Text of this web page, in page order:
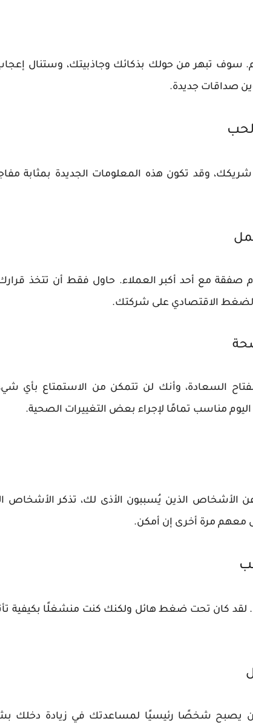
سوف تبهر من حولك بذكائك وجاذبيتك، وستنال
صداقات جديدة.
وقد تكون هذه المعلومات الجديدة بمثابة
صفقة مع أحد أكبر العملاء. حاول فقط أن تتخذ
الاقتصادي على شركتك.
السعادة، وأنك لن تتمكن من الاستمتاع بأي
مناسب تمامًا لإجراء بعض التغييرات الصحية.
الذين يُسببون الأذى لك، تذكر الأشخاص
معهم مرة أخرى إن أمكن.
كان تحت ضغط هائل ولكنك كنت منشغلًا بكيفية
يصبح شخصًا رئيسيًا لمساعدتك في زيادة دخلك